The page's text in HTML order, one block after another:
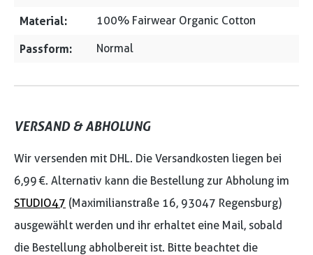
Material: 100% Fairwear Organic Cotton
Passform: Normal
VERSAND & ABHOLUNG
Wir versenden mit DHL. Die Versandkosten liegen bei
6,99 €. Alternativ kann die Bestellung zur Abholung im
STUDIO47 (Maximilianstraße 16, 93047 Regensburg)
ausgewählt werden und ihr erhaltet eine Mail, sobald
die Bestellung abholbereit ist. Bitte beachtet die